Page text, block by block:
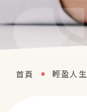
首頁 輕盈人生